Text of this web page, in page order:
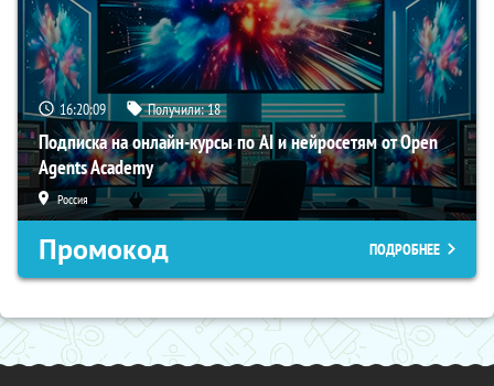
16:20:09 Получили:18
Подписка на онлайн-курсы по AI и нейросетям от Open
Agents Academy
Россия
Промокод ПОДРОБНЕЕ